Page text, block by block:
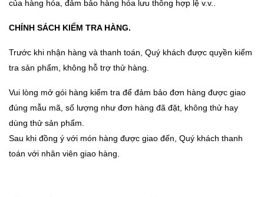
của hàng hóa, đảm bảo hàng hóa lưu thông hợp lệ v.v..
CHÍNH SÁCH KIỂM TRA HÀNG.
Trước khi nhận hàng và thanh toán, Quý khách được quyền kiểm
tra sản phẩm, không hỗ trợ thử hàng.
Vui lòng mở gói hàng kiểm tra để đảm bảo đơn hàng được giao
đúng mẫu mã, số lượng như đơn hàng đã đặt, không thử hay
dùng thử sản phẩm.
Sau khi đồng ý với món hàng được giao đến, Quý khách thanh
toán với nhân viên giao hàng.